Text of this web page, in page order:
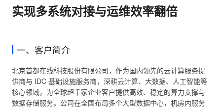
实现多系统对接与运维效率翻倍
一、客户简介
北京首都在线科技股份有限公司，作为国内领先的云计算服务提
供商与 IDC 基础设施服务商，深耕云计算、大数据、人工智能等
核心领域，为全球超千家企业客户提供高效、稳定的算力支撑与
数据存储服务。公司在全国布局多个大型数据中心，机房内服务